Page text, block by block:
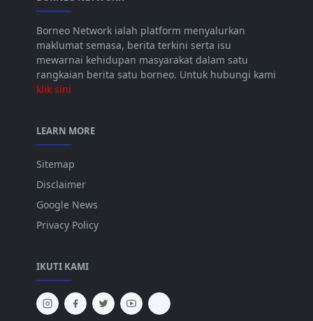
Borneo Network ialah platform menyalurkan
maklumat semasa, berita terkini serta isu
mewarnai kehidupan masyarakat dalam satu
rangkaian berita satu borneo. Untuk hubungi kami
klik sini
LEARN MORE
Sitemap
Disclaimer
Google News
Privacy Policy
IKUTI KAMI